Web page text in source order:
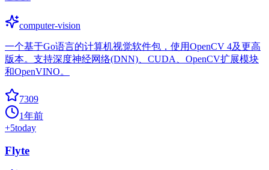
computer-vision
一个基于Go语言的计算机视觉软件包，使用OpenCV 4及更高
版本。支持深度神经网络(DNN)、CUDA、OpenCV扩展模块
和OpenVINO。
7309
1年前
+5today
Flyte